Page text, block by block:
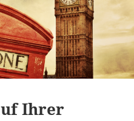
Ihrer